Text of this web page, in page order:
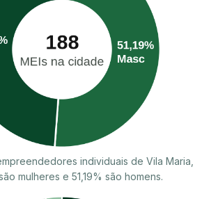
individuais de Vila Maria,
mulheres e 51,19% são homens.